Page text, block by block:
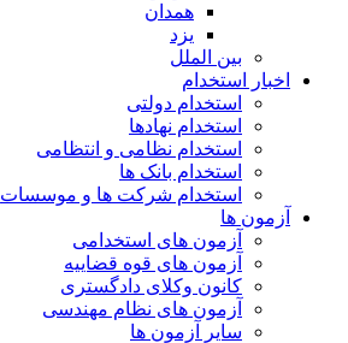
همدان
یزد
بین الملل
اخبار استخدام
استخدام دولتی
استخدام نهادها
استخدام نظامی و انتظامی
استخدام بانک ها
استخدام شرکت ها و موسسات
آزمون ها
آزمون های استخدامی
آزمون های قوه قضاییه
کانون وکلای دادگستری
آزمون های نظام مهندسی
سایر آزمون ها